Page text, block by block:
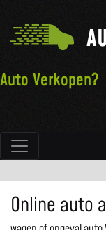
Auto Verkopen?
Online auto